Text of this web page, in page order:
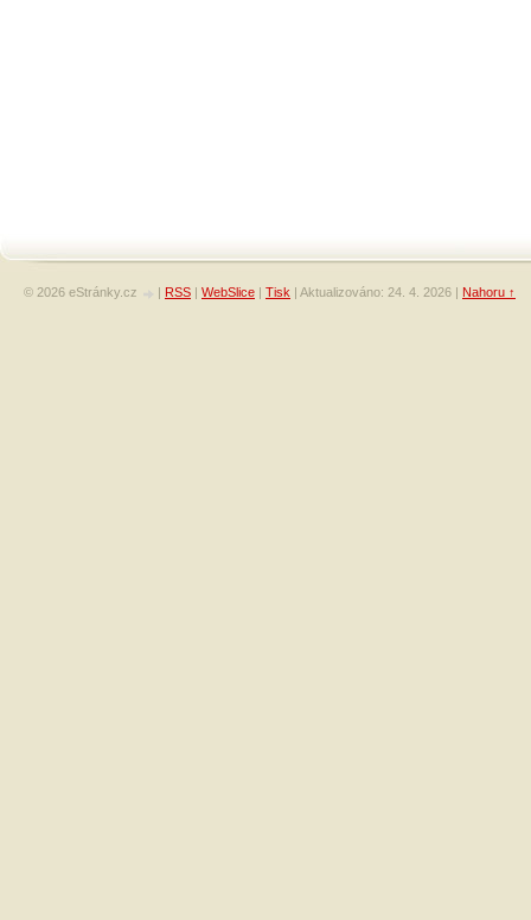
© 2026 eStránky.cz | RSS | WebSlice | Tisk | Aktualizováno: 24. 4. 2026 | Nahoru ↑